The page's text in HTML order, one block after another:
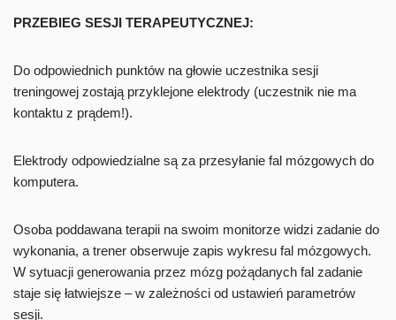
PRZEBIEG SESJI TERAPEUTYCZNEJ:
Do odpowiednich punktów na głowie uczestnika sesji
treningowej zostają przyklejone elektrody (uczestnik nie ma
kontaktu z prądem!).
Elektrody odpowiedzialne są za przesyłanie fal mózgowych do
komputera.
Osoba poddawana terapii na swoim monitorze widzi zadanie do
wykonania, a trener obserwuje zapis wykresu fal mózgowych.
W sytuacji generowania przez mózg pożądanych fal zadanie
staje się łatwiejsze – w zależności od ustawień parametrów
sesji.